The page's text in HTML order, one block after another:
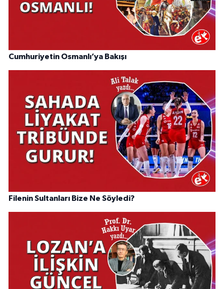
Cumhuriyetin Osmanlı’ya Bakışı
Filenin Sultanları Bize Ne Söyledi?